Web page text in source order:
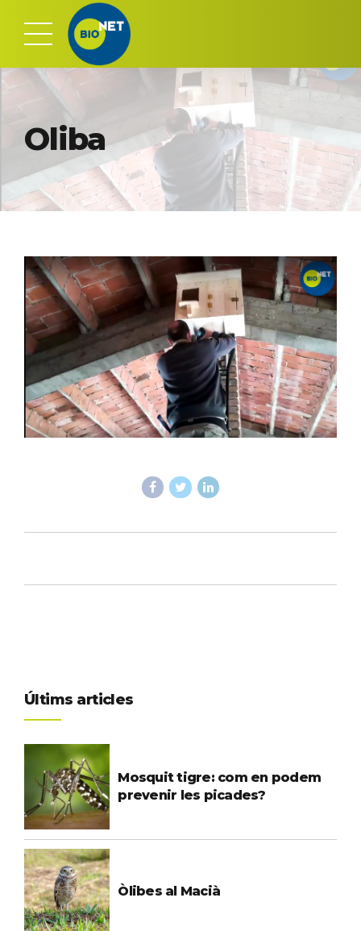
Oliba
Últims articles
Mosquit tigre: com en podem
prevenir les picades?
Òlibes al Macià